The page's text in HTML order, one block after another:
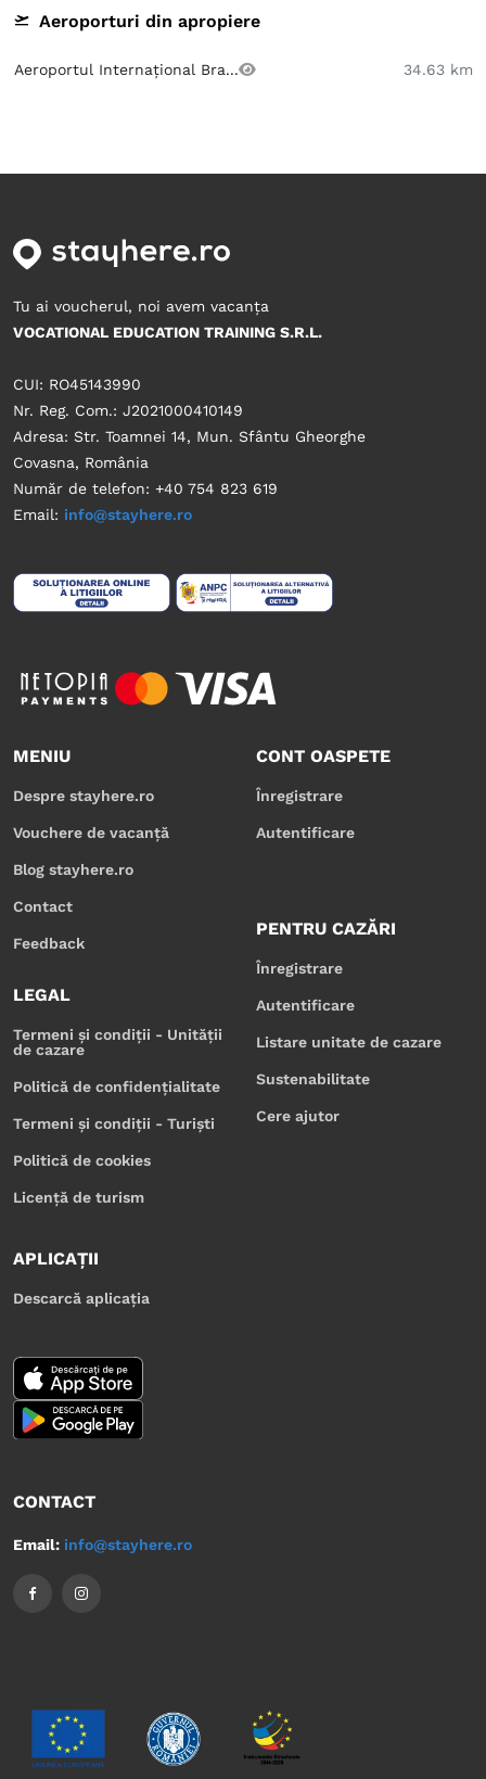
Aeroporturi din apropiere
Aeroportul Internațional Bra... 34.63 km
Tu ai voucherul, noi avem vacanța
VOCATIONAL EDUCATION TRAINING S.R.L.
CUI: RO45143990
Nr. Reg. Com.: J2021000410149
Adresa: Str. Toamnei 14, Mun. Sfântu Gheorghe
Covasna, România
Număr de telefon: +40 754 823 619
Email: info@stayhere.ro
MENIU
Despre stayhere.ro
Vouchere de vacanță
Blog stayhere.ro
Contact
Feedback
LEGAL
Termeni și condiții - Unității
de cazare
Politică de confidențialitate
Termeni și condiții - Turiști
Politică de cookies
Licență de turism
CONT OASPETE
Înregistrare
Autentificare
PENTRU CAZĂRI
Înregistrare
Autentificare
Listare unitate de cazare
Sustenabilitate
Cere ajutor
APLICAȚII
Descarcă aplicația
CONTACT
Email: info@stayhere.ro